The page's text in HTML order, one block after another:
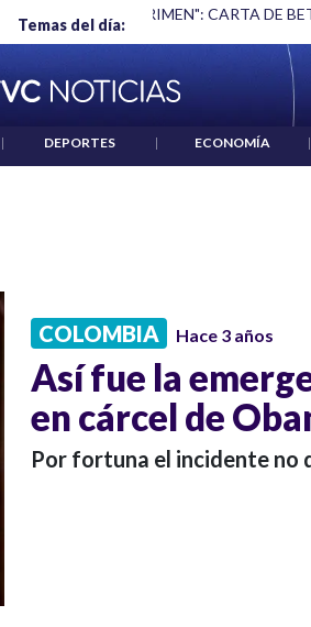
Temas del día:
"HABLAR NO ES UN CRIMEN": CARTA DE
| DEPORTES | ECONOMÍA |
COLOMBIA Hace 3 años
Así fue la
en cárcel de
Por fortuna el incidente no